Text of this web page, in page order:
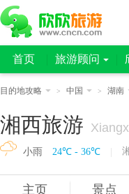
首页 旅游顾问
目的地攻略 > 中国 > 湖南
湘西旅游
小雨 24℃ - 36℃
主页 景点